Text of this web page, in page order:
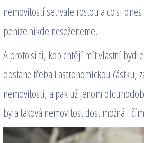
nemovitostí setrvale rostou a co si
peníze nikde neseženeme.
A proto si ti, kdo chtějí mít vlastní
dostane třeba i astronomickou částku,
nemovitosti, a pak už jenom
byla taková nemovitost dost možná i